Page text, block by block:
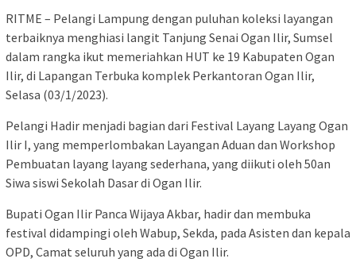
RITME – Pelangi Lampung dengan puluhan koleksi layangan
terbaiknya menghiasi langit Tanjung Senai Ogan Ilir, Sumsel
dalam rangka ikut memeriahkan HUT ke 19 Kabupaten Ogan
Ilir, di Lapangan Terbuka komplek Perkantoran Ogan Ilir,
Selasa (03/1/2023).
Pelangi Hadir menjadi bagian dari Festival Layang Layang Ogan
Ilir I, yang memperlombakan Layangan Aduan dan Workshop
Pembuatan layang layang sederhana, yang diikuti oleh 50an
Siwa siswi Sekolah Dasar di Ogan Ilir.
Bupati Ogan Ilir Panca Wijaya Akbar, hadir dan membuka
festival didampingi oleh Wabup, Sekda, pada Asisten dan kepala
OPD, Camat seluruh yang ada di Ogan Ilir.